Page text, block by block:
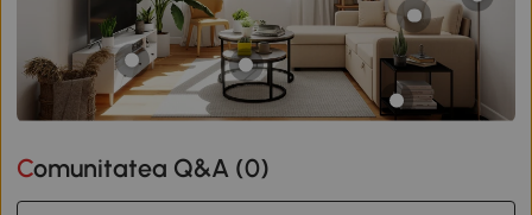
Comunitatea Q&A (0)